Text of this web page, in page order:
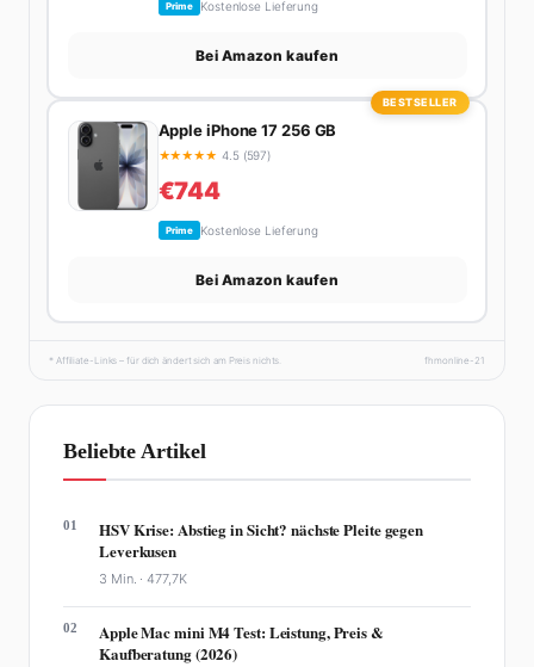
Prime Kostenlose Lieferung
Bei Amazon kaufen
BESTSELLER
Apple iPhone 17 256 GB
★★★★★ 4.5 (597)
€744
Prime Kostenlose Lieferung
Bei Amazon kaufen
* Affiliate-Links – für dich ändert sich am Preis nichts. fhmonline-21
Beliebte Artikel
01
HSV Krise: Abstieg in Sicht? nächste Pleite gegen
Leverkusen
3 Min. ·477,7K
02
Apple Mac mini M4 Test: Leistung, Preis &
Kaufberatung (2026)